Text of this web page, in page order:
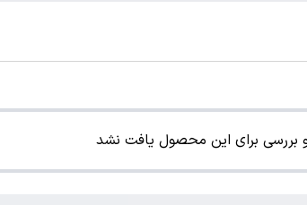
بررسی برای این محصول یافت نشد